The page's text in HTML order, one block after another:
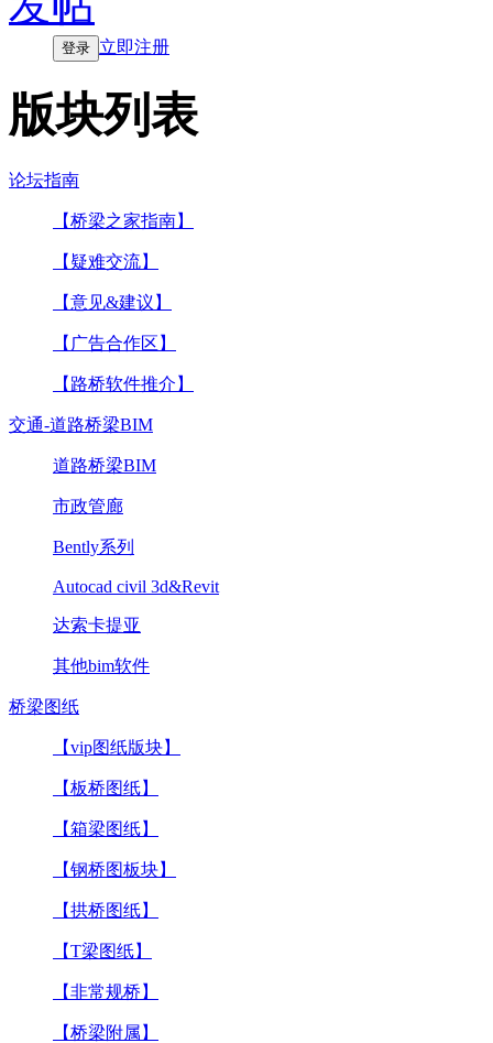
登录 立即注册
版块列表
论坛指南
【桥梁之家指南】
【疑难交流】
【意见&建议】
【广告合作区】
【路桥软件推介】
交通-道路桥梁BIM
道路桥梁BIM
市政管廊
Bently系列
Autocad civil 3d&Revit
达索卡提亚
其他bim软件
桥梁图纸
【vip图纸版块】
【板桥图纸】
【箱梁图纸】
【钢桥图板块】
【拱桥图纸】
【T梁图纸】
【非常规桥】
【桥梁附属】